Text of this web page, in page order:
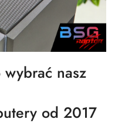
nasz
od 2017